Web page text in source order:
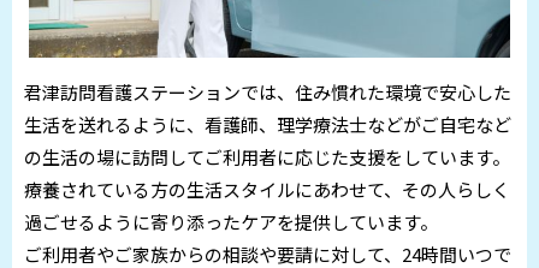
君津訪問看護ステーションでは、住み慣れた環境で安心した
生活を送れるように、看護師、理学療法士などがご自宅など
の生活の場に訪問してご利用者に応じた支援をしています。
療養されている方の生活スタイルにあわせて、その人らしく
過ごせるように寄り添ったケアを提供しています。
ご利用者やご家族からの相談や要請に対して、24時間いつで